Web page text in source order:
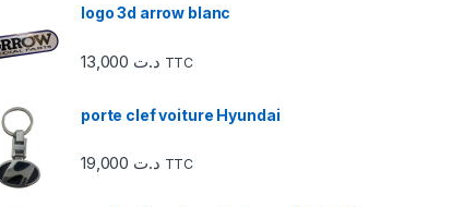
logo 3d arrow blanc
د.ت TTC
porte clef voiture Hyundai
د.ت TTC